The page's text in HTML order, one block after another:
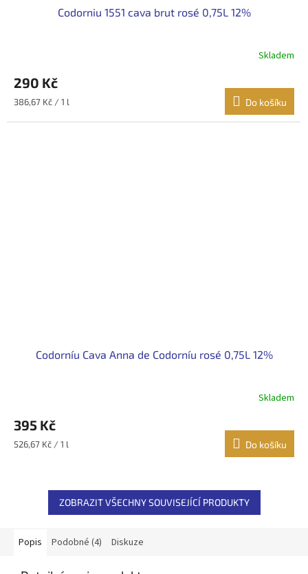
Codorniu 1551 cava brut rosé 0,75L 12%
Skladem
290 Kč
Měrná
386,67 Kč / 1 l Do košíku
Codorníu Cava Anna de Codorníu rosé 0,75L 12%
Skladem
395 Kč
Měrná
526,67 Kč / 1 l Do košíku
ZOBRAZIT VŠECHNY SOUVISEJÍCÍ PRODUKTY
Popis Podobné (4) Diskuze